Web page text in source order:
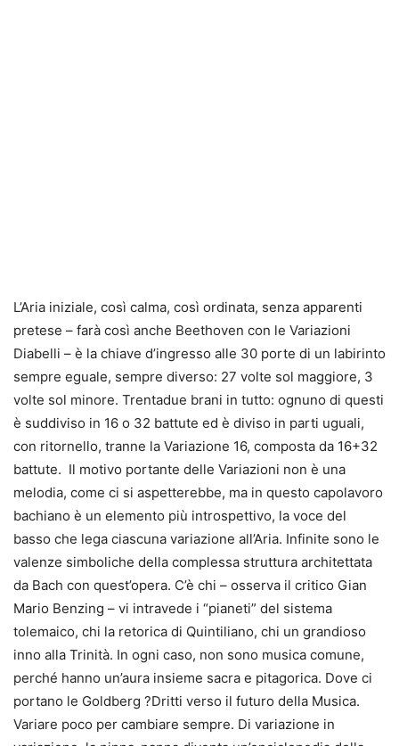
L’Aria iniziale, così calma, così ordinata, senza apparenti
pretese – farà così anche Beethoven con le Variazioni
Diabelli – è la chiave d’ingresso alle 30 porte di un labirinto
sempre eguale, sempre diverso: 27 volte sol maggiore, 3
volte sol minore. Trentadue brani in tutto: ognuno di questi
è suddiviso in 16 o 32 battute ed è diviso in parti uguali,
con ritornello, tranne la Variazione 16, composta da 16+32
battute. Il motivo portante delle Variazioni non è una
melodia, come ci si aspetterebbe, ma in questo capolavoro
bachiano è un elemento più introspettivo, la voce del
basso che lega ciascuna variazione all’Aria. Infinite sono le
valenze simboliche della complessa struttura architettata
da Bach con quest’opera. C’è chi – osserva il critico Gian
Mario Benzing – vi intravede i “pianeti” del sistema
tolemaico, chi la retorica di Quintiliano, chi un grandioso
inno alla Trinità. In ogni caso, non sono musica comune,
perché hanno un’aura insieme sacra e pitagorica. Dove ci
portano le Goldberg ?Dritti verso il futuro della Musica.
Variare poco per cambiare sempre. Di variazione in